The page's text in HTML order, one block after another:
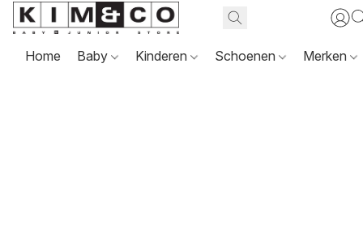
Home Baby Kinderen Schoenen Merken